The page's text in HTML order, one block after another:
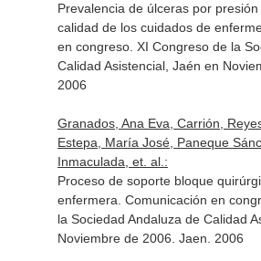
Prevalencia de úlceras por
calidad de los cuidados de
en congreso. XI Congreso de la
Calidad Asistencial, Jaén en
2006
Granados, Ana Eva, Carrión,
Estepa, María José, Paneque
Inmaculada, et. al.:
Proceso de soporte bloque
enfermera. Comunicación en
la Sociedad Andaluza de Calidad
Noviembre de 2006. Jaen. 2006